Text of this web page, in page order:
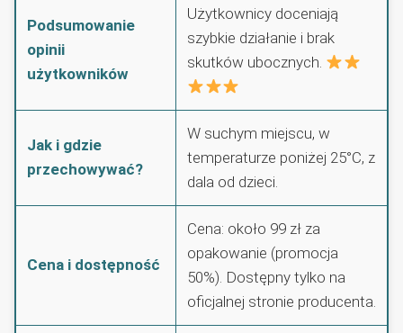
Podsumowanie
opinii
użytkowników
Użytkownicy doceniają
szybkie działanie i brak
skutków ubocznych.
Jak i gdzie
przechowywać?
W suchym miejscu, w
temperaturze poniżej 25°C, z
dala od dzieci.
Cena i dostępność
Cena: około 99 zł za
opakowanie (promocja
50%). Dostępny tylko na
oficjalnej stronie producenta.